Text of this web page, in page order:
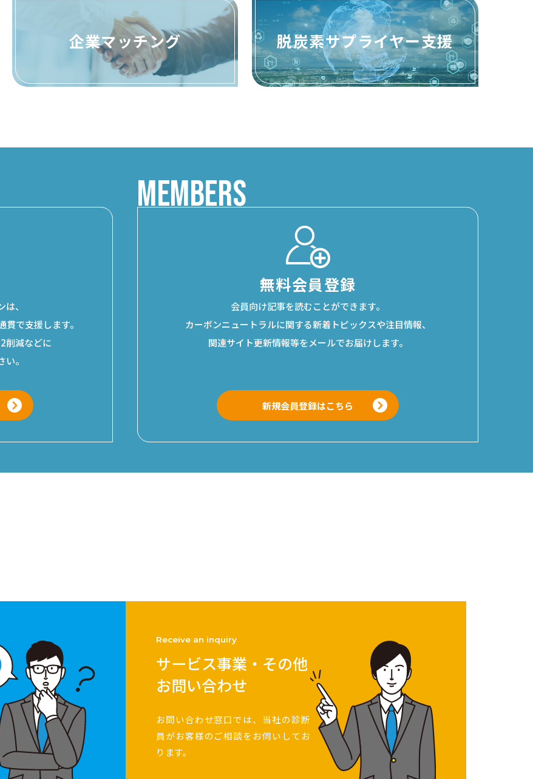
企業マッチング 脱炭素サプライヤー支援
、
で支援します。
削減などに
。
MEMBERS
無料会員登録
会員向け記事を読むことができます。
カーボンニュートラルに関する新着トピックスや注目情報、
関連サイト更新情報等をメールでお届けします。
新規会員登録はこちら
Receive an inquiry
サービス事業・その他
お問い合わせ
お問い合わせ窓口では、当社の診断
員がお客様のご相談をお伺いしてお
ります。